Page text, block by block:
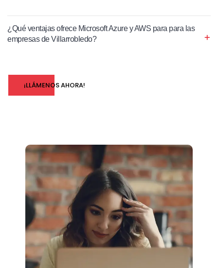
¿Qué ventajas ofrece Microsoft Azure y AWS para para las
empresas de Villarrobledo?
¡LLÁMENOS AHORA!